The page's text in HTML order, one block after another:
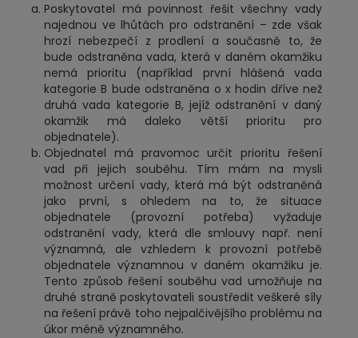
Poskytovatel má povinnost řešit všechny vady
najednou ve lhůtách pro odstranění – zde však
hrozí nebezpečí z prodlení a současně to, že
bude odstraněna vada, která v daném okamžiku
nemá prioritu (například první hlášená vada
kategorie B bude odstraněna o x hodin dříve než
druhá vada kategorie B, jejíž odstranění v daný
okamžik má daleko větší prioritu pro
objednatele).
Objednatel má pravomoc určit prioritu řešení
vad při jejich souběhu. Tím mám na mysli
možnost určení vady, která má být odstraněná
jako první, s ohledem na to, že situace
objednatele (provozní potřeba) vyžaduje
odstranění vady, která dle smlouvy např. není
významná, ale vzhledem k provozní potřebě
objednatele významnou v daném okamžiku je.
Tento způsob řešení souběhu vad umožňuje na
druhé straně poskytovateli soustředit veškeré síly
na řešení právě toho nejpalčivějšího problému na
úkor méně významného.